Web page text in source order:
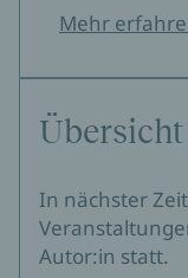
Mehr
In nächster
Autor:in statt.